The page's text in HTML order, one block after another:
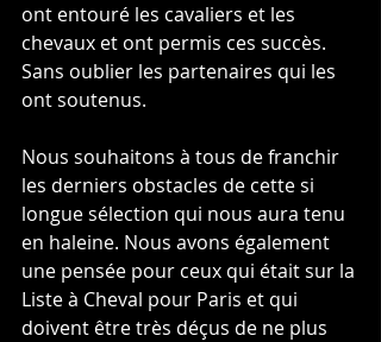
ont entouré les cavaliers et les
chevaux et ont permis ces succès.
Sans oublier les partenaires qui les
ont soutenus.
Nous souhaitons à tous de franchir
les derniers obstacles de cette si
longue sélection qui nous aura tenu
en haleine. Nous avons également
une pensée pour ceux qui était sur la
Liste à Cheval pour Paris et qui
doivent être très déçus de ne plus